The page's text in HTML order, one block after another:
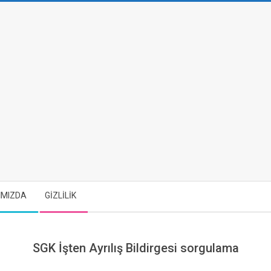
GİZLİLİK
SGK İşten Ayrılış Bildirgesi sorgulama